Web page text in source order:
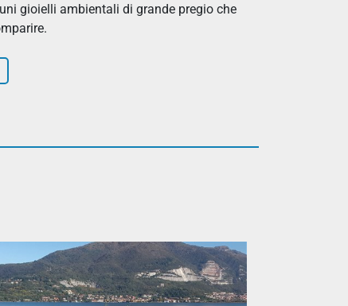
gioielli ambientali di grande pregio che